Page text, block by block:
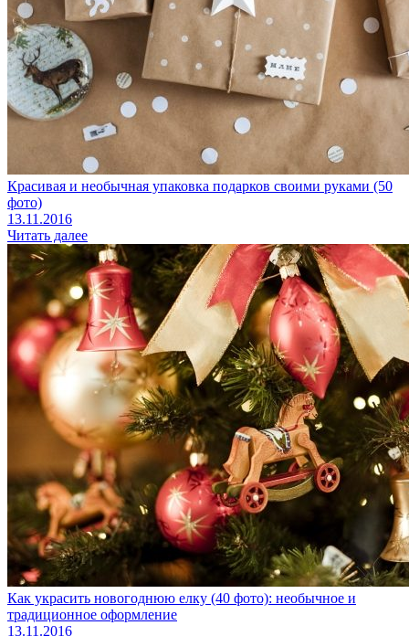
Красивая и необычная упаковка подарков своими руками (50
фото)
13.11.2016
Читать далее
Как украсить новогоднюю елку (40 фото): необычное и
традиционное оформление
13.11.2016